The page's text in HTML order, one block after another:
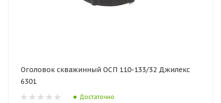
Оголовок скважинный ОСП 110-133/32 Джилекс
6301
Достаточно